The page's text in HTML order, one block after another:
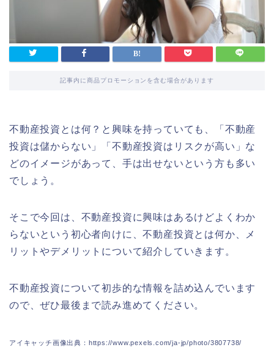
記事内に商品プロモーションを含む場合があります
不動産投資とは何？と興味を持っていても、「不動産
投資は儲からない」「不動産投資はリスクが高い」な
どのイメージがあって、手は出せないという方も多い
でしょう。
そこで今回は、不動産投資に興味はあるけどよくわか
らないという初心者向けに、不動産投資とは何か、メ
リットやデメリットについて紹介していきます。
不動産投資について初歩的な情報を詰め込んでいます
ので、ぜひ最後まで読み進めてください。
アイキャッチ画像出典：https://www.pexels.com/ja-jp/photo/3807738/